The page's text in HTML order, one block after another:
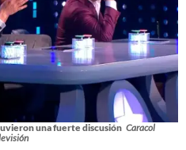
una fuerte discusión Caracol